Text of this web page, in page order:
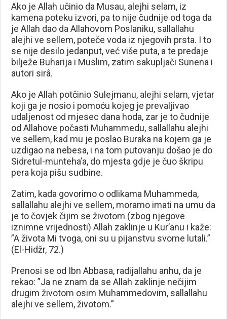
Ako je Allah učinio da Musau, alejhi selam, iz
kamena poteku izvori, pa to nije čudnije od toga da
je Allah dao da Allahovom Poslaniku, sallallahu
alejhi ve sellem, poteče voda iz njegovih prsta. I to
se nije desilo jedanput, već više puta, a te predaje
bilježe Buharija i Muslim, zatim sakupljači Sunena i
autori sirâ.
Ako je Allah potčinio Sulejmanu, alejhi selam, vjetar
koji ga je nosio i pomoću kojeg je prevaljivao
udaljenost od mjesec dana hoda, zar je to čudnije
od Allahove počasti Muhammedu, sallallahu alejhi
ve sellem, kad mu je poslao Buraka na kojem ga je
uzdigao na nebesa, i na tom putovanju došao je do
Sidretul-munteha’a, do mjesta gdje je čuo škripu
pera koja pišu sudbine.
Zatim, kada govorimo o odlikama Muhammeda,
sallallahu alejhi ve sellem, moramo imati na umu da
je to čovjek čijim se životom (zbog njegove
iznimne vrijednosti) Allah zaklinje u Kur’anu i kaže:
”A života Mi tvoga, oni su u pijanstvu svome lutali.”
(El-Hidžr, 72.)
Prenosi se od Ibn Abbasa, radijallahu anhu, da je
rekao: ”Ja ne znam da se Allah zaklinje nečijim
drugim životom osim Muhammedovim, sallallahu
alejhi ve sellem, životom.”